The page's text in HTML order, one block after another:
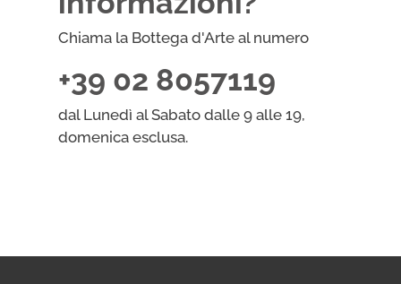
Chiama la Bottega d'Arte al numero
+39 02 8057119
dal Lunedì al Sabato dalle 9 alle 19,
domenica esclusa.